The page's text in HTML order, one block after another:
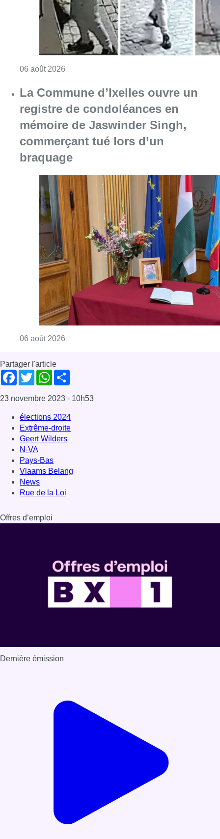
commerçant tué lors d’un
braquage
06 août 2026 Consulter l'article "La Commune d’Ixelles
Partager l'article
FacebookTwitterWhatsApp
Share
23 novembre 2023- 10h53
élections 2024
Extrême-droite
Geert Wilders
Pays-Bas
Vlaams Belang
Rue de la Loi
Offres d’emploi